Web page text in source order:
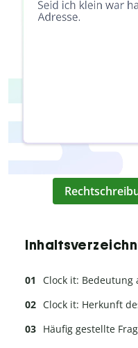
Clock it: Bedeutung
Clock it: Herkunft
Häufig gestellte